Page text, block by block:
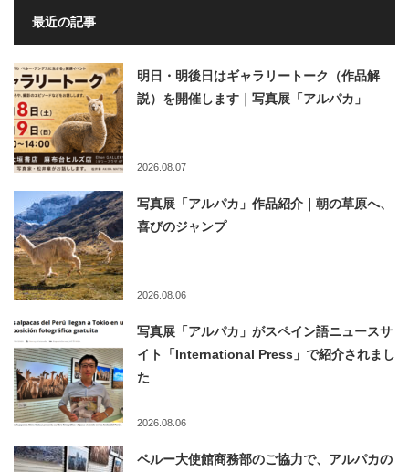
最近の記事
明日・明後日はギャラリートーク（作品解
説）を開催します｜写真展「アルパカ」
2026.08.07
写真展「アルパカ」作品紹介｜朝の草原へ、
喜びのジャンプ
2026.08.06
写真展「アルパカ」がスペイン語ニュースサ
イト「International Press」で紹介されまし
た
2026.08.06
ペルー大使館商務部のご協力で、アルパカの